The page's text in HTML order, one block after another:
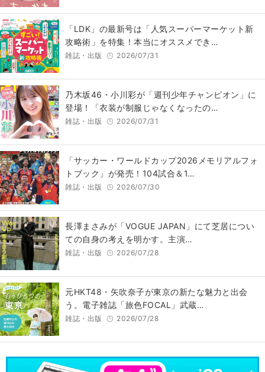
「LDK」の最新号は「人気スーパーマーケット新
攻略術」を特集！本当にオススメでき…
雑誌・出版 2026/07/31
乃木坂46・小川彩が「週刊少年チャンピオン」に
登場！「衣装が制服じゃなくなったの…
雑誌・出版 2026/07/31
「サッカー・ワールドカップ2026メモリアルフォ
トブック」が発売！104試合＆1…
雑誌・出版 2026/07/30
長澤まさみが「VOGUE JAPAN」にて芝居につい
ての自身の考えを明かす。主演…
雑誌・出版 2026/07/28
元HKT48・矢吹奈子が東京の新たな魅力と出会
う。電子雑誌「旅色FOCAL」武蔵…
雑誌・出版 2026/07/28